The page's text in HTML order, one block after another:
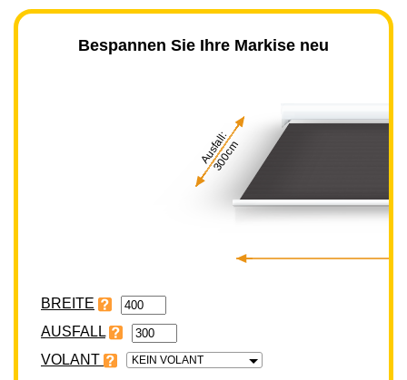
Bespannen Sie Ihre Markise neu
Ausfall:
300cm
BREITE
VOLANT KEIN VOLANT